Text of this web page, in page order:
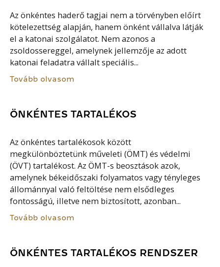
Az önkéntes haderő tagjai nem a törvényben előírt
kötelezettség alapján, hanem önként vállalva látják
el a katonai szolgálatot. Nem azonos a
zsoldossereggel, amelynek jellemzője az adott
katonai feladatra vállalt speciális...
Tovább olvasom
ÖNKÉNTES TARTALÉKOS
Az önkéntes tartalékosok között
megkülönböztetünk műveleti (ÖMT) és védelmi
(ÖVT) tartalékost. Az ÖMT-s beosztások azok,
amelynek békeidőszaki folyamatos vagy tényleges
állománnyal való feltöltése nem elsődleges
fontosságú, illetve nem biztosított, azonban...
Tovább olvasom
ÖNKÉNTES TARTALÉKOS RENDSZER